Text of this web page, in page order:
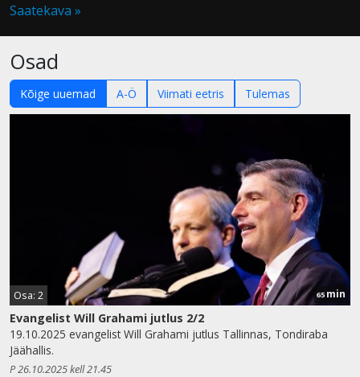
Saatekava »
Osad
Kõige uuemad A-Ö Viimati eetris Tulemas
Osa: 2 65 min
Evangelist Will Grahami jutlus 2/2
19.10.2025 evangelist Will Grahami jutlus Tallinnas, Tondiraba
Jäähallis.
P 26.10.2025 kell 21.45